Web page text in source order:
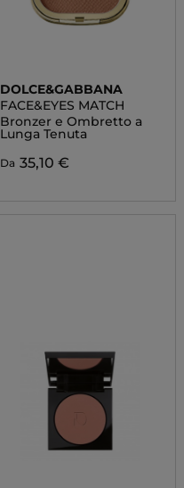
DOLCE&GABBANA
FACE&EYES MATCH
Bronzer e Ombretto a
Lunga Tenuta
Da 35,10 €